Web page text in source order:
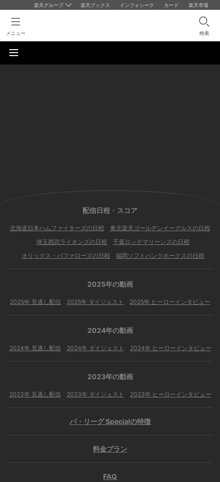
楽天グループ 楽天ブックス インフォシーク カード 楽天市場
メニュー 検索
配信日程・スコア
北海道日本ハムファイターズの日程
東北楽天ゴールデンイーグルスの日程
埼玉西武ライオンズの日程
千葉ロッテマリーンズの日程
オリックス・バファローズの日程
福岡ソフトバンクホークスの日程
2025年の動画
2025年 見逃し配信 2025年 ダイジェスト 2025年 ヒーローインタビュー
2024年の動画
2024年 見逃し配信 2024年 ダイジェスト 2024年 ヒーローインタビュー
2023年の動画
2023年 見逃し配信 2023年 ダイジェスト 2023年 ヒーローインタビュー
パ・リーグ Specialの特徴
料金プラン
FAQ